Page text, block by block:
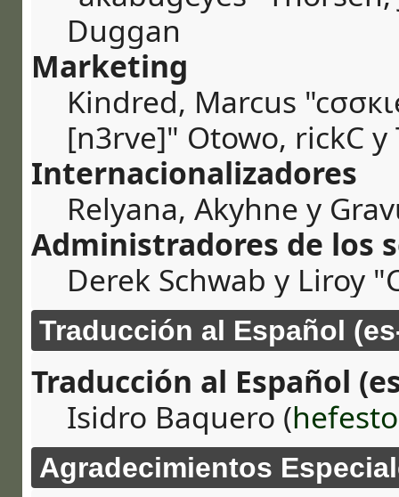
Duggan
Marketing
Kindred, Marcus
[n3rve]" Otowo, rickC y
Internacionalizadores
Relyana, Akyhne y
Administradores de los
Derek Schwab y Liroy
Traducción al Español
Traducción al Español
Isidro Baquero (hefesto
Agradecimientos